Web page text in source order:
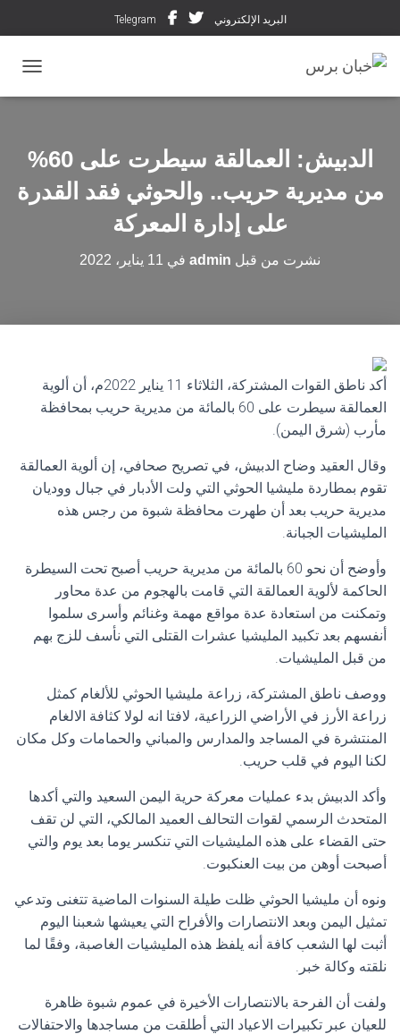
البريد الإلكتروني Telegram
الدبيش: العمالقة سيطرت على 60%
من مديرية حريب.. والحوثي فقد القدرة
على إدارة المعركة
نشرت من قبل admin في 11 يناير، 2022
أكد ناطق القوات المشتركة، الثلاثاء 11 يناير 2022م، أن ألوية
العمالقة سيطرت على 60 بالمائة من مديرية حريب بمحافظة
مأرب (شرق اليمن).
وقال العقيد وضاح الدبيش، في تصريح صحافي، إن ألوية العمالقة
تقوم بمطاردة مليشيا الحوثي التي ولت الأدبار في جبال ووديان
مديرية حريب بعد أن طهرت محافظة شبوة من رجس هذه
المليشيات الجبانة.
وأوضح أن نحو 60 بالمائة من مديرية حريب أصبح تحت السيطرة
الحاكمة لألوية العمالقة التي قامت بالهجوم من عدة محاور
وتمكنت من استعادة عدة مواقع مهمة وغنائم وأسرى سلموا
أنفسهم بعد تكبيد المليشيا عشرات القتلى التي نأسف للزج بهم
من قبل المليشيات.
ووصف ناطق المشتركة، زراعة مليشيا الحوثي للألغام كمثل
زراعة الأرز في الأراضي الزراعية، لافتا انه لولا كثافة الالغام
المنتشرة في المساجد والمدارس والمباني والحمامات وكل مكان
لكنا اليوم في قلب حريب.
وأكد الدبيش بدء عمليات معركة حرية اليمن السعيد والتي أكدها
المتحدث الرسمي لقوات التحالف العميد المالكي، التي لن تقف
حتى القضاء على هذه المليشيات التي تنكسر يوما بعد يوم والتي
أصبحت أوهن من بيت العنكبوت.
ونوه أن مليشيا الحوثي ظلت طيلة السنوات الماضية تتغنى وتدعي
تمثيل اليمن وبعد الانتصارات والأفراح التي يعيشها شعبنا اليوم
أثبت لها الشعب كافة أنه يلفظ هذه المليشيات الغاصبة، وفقًا لما
نلقته وكالة خبر.
ولفت أن الفرحة بالانتصارات الأخيرة في عموم شبوة ظاهرة
للعيان عبر تكبيرات الاعياد التي أطلقت من مساجدها والاحتفالات